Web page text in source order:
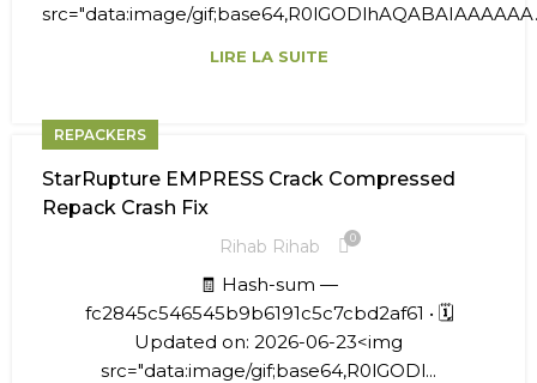
src="data:image/
LIRE LA SUITE
REPACKERS
StarRupture EMPRESS Crack Compressed
Repack Crash Fix
Rihab Rihab 0
🧾 Hash-sum —
fc2845c546545b9b6191c5c7cbd2af61 • 🗓
Updated on: 2026-06-23<img
src="data:image/gif;base64,R0lGODl...